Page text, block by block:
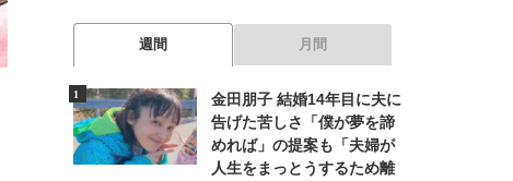
週間 月間
金田朋子 結婚14年目に夫に
告げた苦しさ「僕が夢を諦
めれば」の提案も「夫婦が
人生をまっとうするため離